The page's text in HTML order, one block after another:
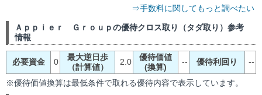
⇒手数料に関してもっと調べたい
Ａｐｐｉｅｒ Ｇｒｏｕｐの優待クロス取り（タダ取り）参考
情報
必要資金 0
最大逆日歩
（計算値）
2.0
優待価値
(換算)
-- 優待利回り --
※優待価値換算は最低条件で取れる優待内容で表示しています。